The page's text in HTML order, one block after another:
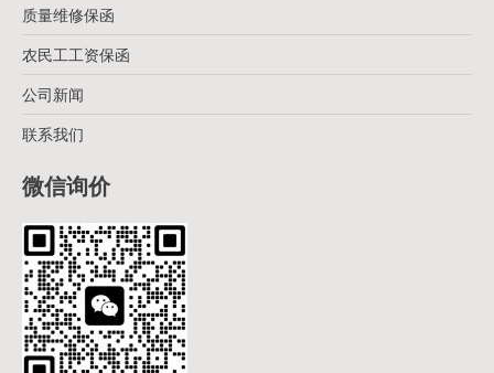
质量维修保函
农民工工资保函
公司新闻
联系我们
微信询价